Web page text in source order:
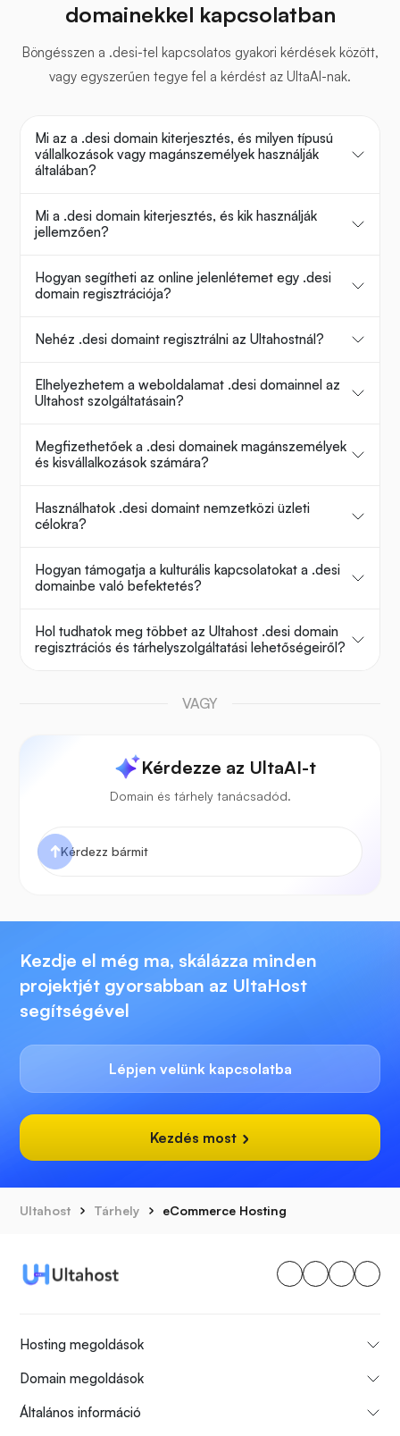
domainekkel kapcsolatban
Böngésszen a .desi-tel kapcsolatos gyakori kérdések között,
vagy egyszerűen tegye fel a kérdést az UltaAI-nak.
Mi az a .desi domain kiterjesztés, és milyen típusú
vállalkozások vagy magánszemélyek használják
általában?
Mi a .desi domain kiterjesztés, és kik használják
jellemzően?
Hogyan segítheti az online jelenlétemet egy .desi
domain regisztrációja?
Nehéz .desi domaint regisztrálni az Ultahostnál?
Elhelyezhetem a weboldalamat .desi domainnel az
Ultahost szolgáltatásain?
Megfizethetőek a .desi domainek magánszemélyek
és kisvállalkozások számára?
Használhatok .desi domaint nemzetközi üzleti
célokra?
Hogyan támogatja a kulturális kapcsolatokat a .desi
domainbe való befektetés?
Hol tudhatok meg többet az Ultahost .desi domain
regisztrációs és tárhelyszolgáltatási lehetőségeiről?
VAGY
Kérdezze az UltaAI-t
Domain és tárhely tanácsadód.
Kezdje el még ma, skálázza minden
projektjét gyorsabban az UltaHost
segítségével
Lépjen velünk kapcsolatba
Kezdés most
Ultahost Tárhely eCommerce Hosting
Hosting megoldások
Domain megoldások
Általános információ